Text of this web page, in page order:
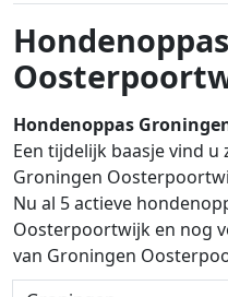
Hondenoppas
Een tijdelijk baasje vind
Groningen
Nu al 5 actieve
Oosterpoortwijk en nog
van Groningen